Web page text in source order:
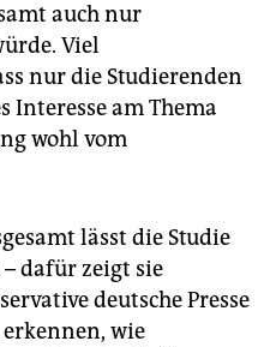
auch nur
Viel
nur die Studierenden
Interesse am Thema
wohl vom
lässt die Studie
– dafür zeigt sie
deutsche Presse
wie